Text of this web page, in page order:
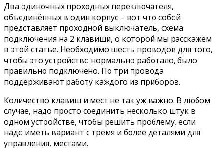
Два одиночных проходных переключателя,
объединённых в один корпус – вот что собой
представляет проходной выключатель, схема
подключения на 2 клавиши, о которой мы расскажем
в этой статье. Необходимо шесть проводов для того,
чтобы это устройство нормально работало, было
правильно подключено. По три провода
поддерживают работу каждого из приборов.
Количество клавиш и мест не так уж важно. В любом
случае, надо просто соединить несколько штук в
одном устройстве, чтобы решить проблему, если
надо иметь вариант с тремя и более деталями для
управления, местами.